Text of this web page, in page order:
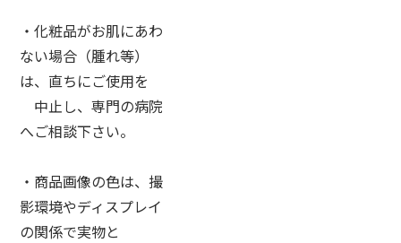
・化粧品がお肌にあわ
ない場合（腫れ等）
は、直ちにご使用を
中止し、専門の病院
へご相談下さい。
・商品画像の色は、撮
影環境やディスプレイ
の関係で実物と